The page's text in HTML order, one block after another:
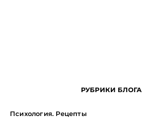
РУБРИКИ БЛОГА
Психология. Рецепты